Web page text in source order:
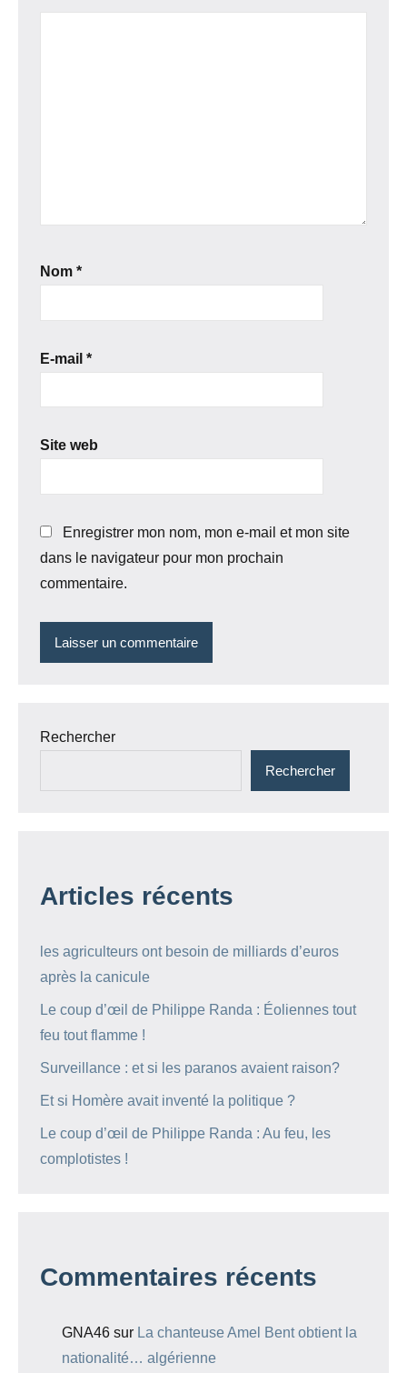
Nom *
E-mail *
Site web
Enregistrer mon nom, mon e-mail et mon site
dans le navigateur pour mon prochain
commentaire.
Rechercher
Rechercher
Articles récents
les agriculteurs ont besoin de milliards d’euros
après la canicule
Le coup d’œil de Philippe Randa : Éoliennes tout
feu tout flamme !
Surveillance : et si les paranos avaient raison?
Et si Homère avait inventé la politique ?
Le coup d’œil de Philippe Randa : Au feu, les
complotistes !
Commentaires récents
GNA46 sur La chanteuse Amel Bent obtient la
nationalité… algérienne